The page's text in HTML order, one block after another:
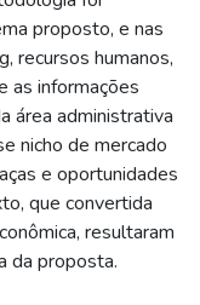
proposto, e nas
recursos humanos,
as informações
área administrativa
nicho de mercado
e oportunidades
que convertida
resultaram
da proposta.